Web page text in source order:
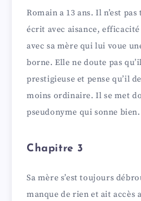
o
Romain a 13 ans. Il n’est
écrit avec aisance,
avec sa mère qui lui voue
borne. Elle ne doute pas
prestigieuse et pense qu’il
moins ordinaire. Il se met
pseudonyme qui sonne bien.
Chapitre 3
Sa mère s’est toujours
manque de rien et ait accès